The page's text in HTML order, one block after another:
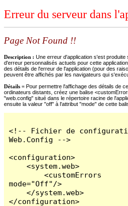
Erreur du serveur dans
Page Not Found !!
Description : Une erreur d'application s'est
d'erreur personnalisés actuels pour cette
des détails de l'erreur de l'application (pour des
peuvent être affichés par les navigateurs qui
Détails = Pour permettre l'affichage des détails de
ordinateurs distants, créez une balise
"web.config" situé dans le répertoire racine de
ensuite la valeur "off" à l'attribut "mode" de cette
<!-- Fichier de
Web.Config -->
<configuration>
    <system.web>
        <customErrors
mode="Off"/>
    </system.web>
</configuration>